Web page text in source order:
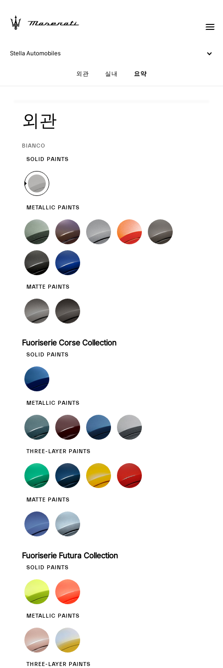
Stella Automobiles
Set up your
외관 실내 요약
외관
CURRENT
BIANCO
SOLID PAINTS
METALLIC PAINTS
MATTE PAINTS
Fuoriserie Corse Collection
SOLID PAINTS
METALLIC PAINTS
THREE-LAYER PAINTS
MATTE PAINTS
Fuoriserie Futura Collection
SOLID PAINTS
METALLIC PAINTS
THREE-LAYER PAINTS